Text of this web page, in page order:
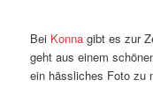
Bei Konna gibt es zur
geht aus einem
ein hässliches Foto zu